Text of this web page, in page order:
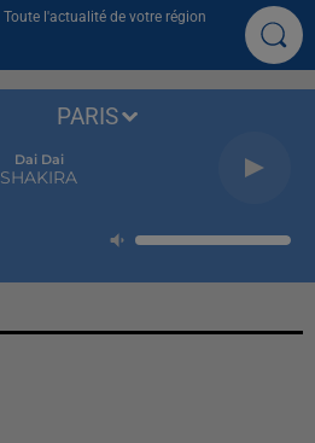
Toute l'actualité de votre région
Dai Dai
SHAKIRA
PARIS